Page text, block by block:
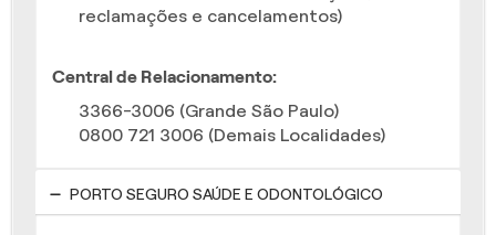
reclamações e cancelamentos)
Central de Relacionamento:
3366-3006 (Grande São Paulo)
0800 721 3006 (Demais Localidades)
PORTO SEGURO SAÚDE E ODONTOLÓGICO